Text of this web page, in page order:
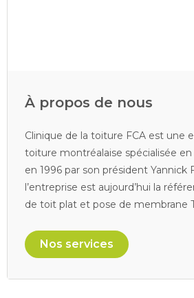
À propos de nous
Clinique de la toiture FCA est une
toiture montréalaise spécialisée
en 1996 par son président Yannick
l’entreprise est aujourd’hui la
de toit plat et pose de membrane
Nos services